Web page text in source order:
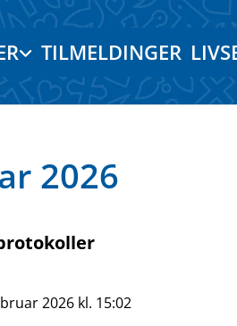
TILMELDINGER
2026
2026 kl. 15:02